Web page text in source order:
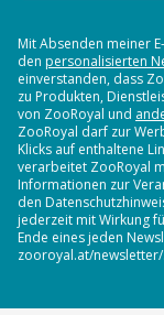
Mit Absenden meiner
den personalisierten
einverstanden, dass
zu Produkten,
von ZooRoyal und
ZooRoyal darf zur
Klicks auf enthaltene
verarbeitet ZooRoyal
Informationen zur
den
jederzeit mit Wirkung
Ende eines jeden
zooroyal.at/newsletter/.